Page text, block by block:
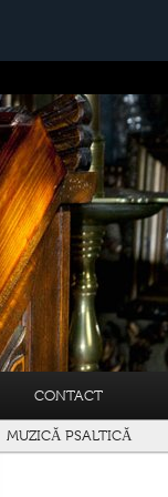
CONTACT
MUZICĂ PSALTICĂ